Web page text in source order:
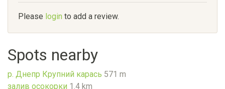
Please login to add a review.
Spots nearby
р. Днепр Крупний карась 571 m
залив осокорки 1.4 km